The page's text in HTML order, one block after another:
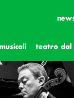
teatro dal